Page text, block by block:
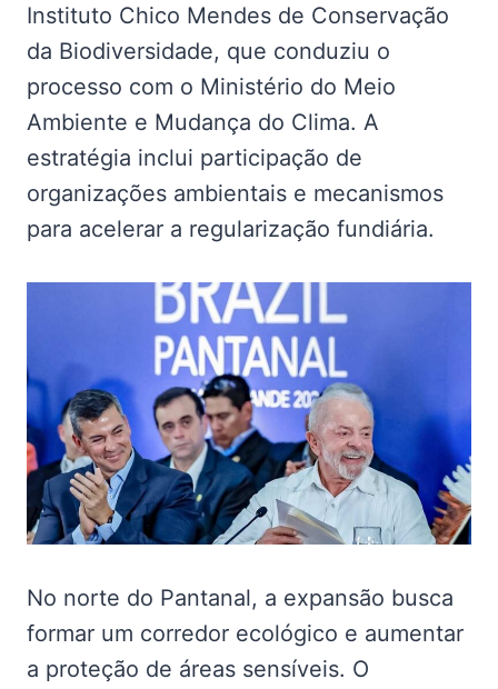
Instituto Chico Mendes de Conservação
da Biodiversidade, que conduziu o
processo com o Ministério do Meio
Ambiente e Mudança do Clima. A
estratégia inclui participação de
organizações ambientais e mecanismos
para acelerar a regularização fundiária.
No norte do Pantanal, a expansão busca
formar um corredor ecológico e aumentar
a proteção de áreas sensíveis. O